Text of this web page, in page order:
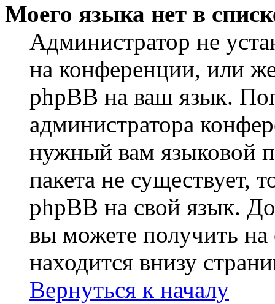
Моего языка нет в
Администратор не
на конференции, или
phpBB на ваш язык.
администратора
нужный вам языковой
пакета не существует,
phpBB на свой язык.
вы можете получить на
находится внизу
Вернуться к началу